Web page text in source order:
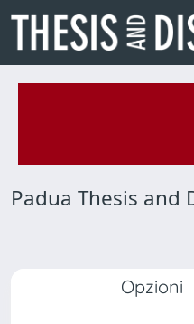
Padua Thesis and
Opzioni